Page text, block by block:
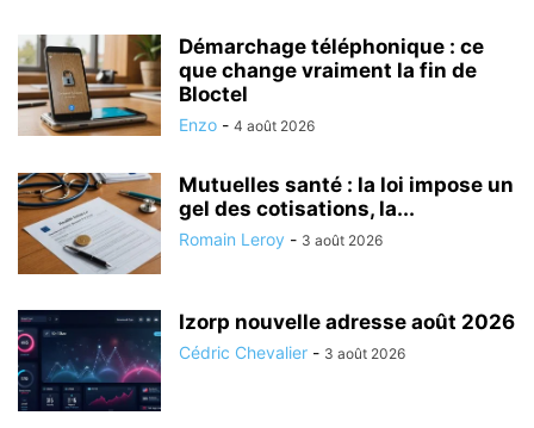
Démarchage téléphonique : ce
que change vraiment la fin de
Bloctel
Enzo - 4 août 2026
Mutuelles santé : la loi impose un
gel des cotisations, la...
Romain Leroy - 3 août 2026
Izorp nouvelle adresse août 2026
Cédric Chevalier - 3 août 2026